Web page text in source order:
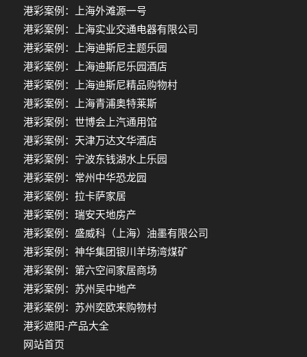
港彩案例：上海外滩源一号
港彩案例：上海实业交通电器有限公司
港彩案例：上海迪斯尼主题乐园
港彩案例：上海迪斯尼乐园酒店
港彩案例：上海迪斯尼精品购物村
港彩案例：上海青浦奥特莱斯
港彩案例：世博会上汽通用馆
港彩案例：天津万达文华酒店
港彩案例：宁波东钱湖水上乐园
港彩案例：常州中华恐龙园
港彩案例：拉卡萨家居
港彩案例：瑞安天地房产
港彩案例：盛威科（上海）油墨有限公司
港彩案例：神华集团银川羊场湾煤矿
港彩案例：第六空间家居商场
港彩案例：苏州吴中地产
港彩案例：苏州奕欧来购物村
港彩遮阳-产品大全
网站首页